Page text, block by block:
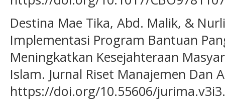
Destina Mae Tika, Abd. Malik, &
Implementasi Program Bantuan
Meningkatkan Kesejahteraan
Islam. Jurnal Riset Manajemen Dan
https://doi.org/10.55606/